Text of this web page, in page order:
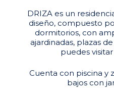
DRIZA es un
diseño, compuesto
dormitorios, con
ajardinadas, plazas de
puedes
Cuenta con piscina y
bajos con